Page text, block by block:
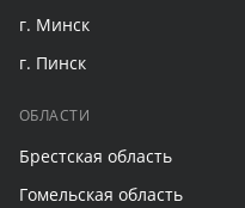
г. Минск
г. Пинск
ОБЛАСТИ
Брестская область
Гомельская область